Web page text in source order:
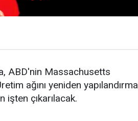
ABD'nin Massachusetts
ağını yeniden yapılandırma
işten çıkarılacak.